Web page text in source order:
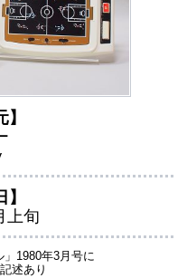
】
】
上旬
1980年3月号に
述あり